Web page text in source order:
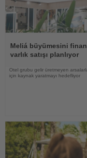
Oku
Meliá büyümesini
varlık satışı planlıyor
Otel grubu gelir üretmeyen
için kaynak yaratmayı hedefliyor